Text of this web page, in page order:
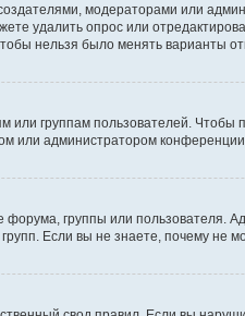
модераторами или
удалить опрос или
нельзя было менять варианты
группам пользователей.
или администратором
группы или
Если вы не знаете, почему не